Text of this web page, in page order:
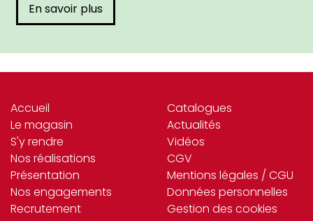
En savoir plus
Accueil
Le magasin
S'y rendre
Nos réalisations
Présentation
Nos engagements
Recrutement
Catalogues
Actualités
Vidéos
CGV
Mentions légales / CGU
Données personnelles
Gestion des cookies